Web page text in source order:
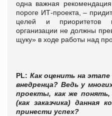
одна важная
пороге ИТ-проекта, –
целей и приоритетов
организации не должны
щуку» в ходе работы над
PL: Как оценить на
внедренца? Ведь у
проекты, как же
(как заказчика) данная
принести успех?